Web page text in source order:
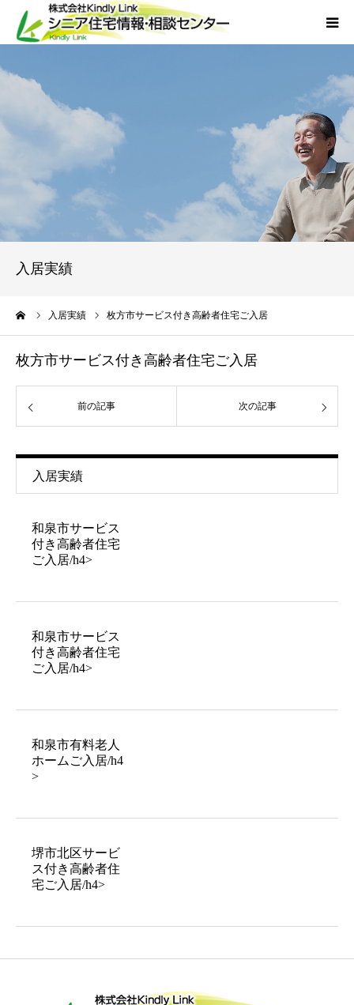
入居実績
入居実績 枚方市サービス付き高齢者住宅ご入居
枚方市サービス付き高齢者住宅ご入居
前の記事 次の記事
入居実績
和泉市サービス
付き高齢者住宅
ご入居/h4>
和泉市サービス
付き高齢者住宅
ご入居/h4>
和泉市有料老人
ホームご入居/h4
>
堺市北区サービ
ス付き高齢者住
宅ご入居/h4>
当社について
外国人人材採用
お問い合わせ